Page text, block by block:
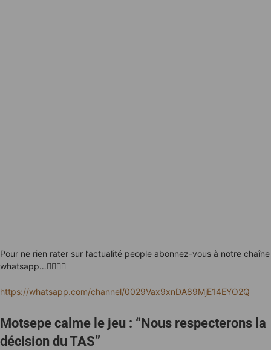
Pour ne rien rater sur l’actualité people abonnez-vous à notre chaîne
whatsapp…👇🏿👇🏿
https://whatsapp.com/channel/0029Vax9xnDA89MjE14EYO2Q
Motsepe calme le jeu : “Nous respecterons la
décision du TAS”